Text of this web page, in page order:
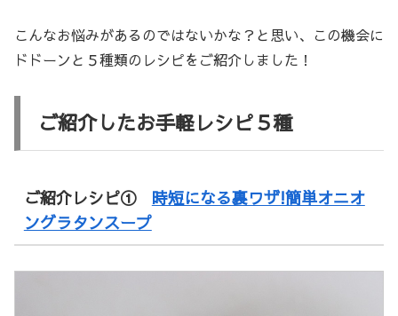
こんなお悩みがあるのではないかな？と思い、この機会に
ドドーンと５種類のレシピをご紹介しました！
ご紹介したお手軽レシピ５種
ご紹介レシピ① 時短になる裏ワザ!簡単オニオ
ングラタンスープ